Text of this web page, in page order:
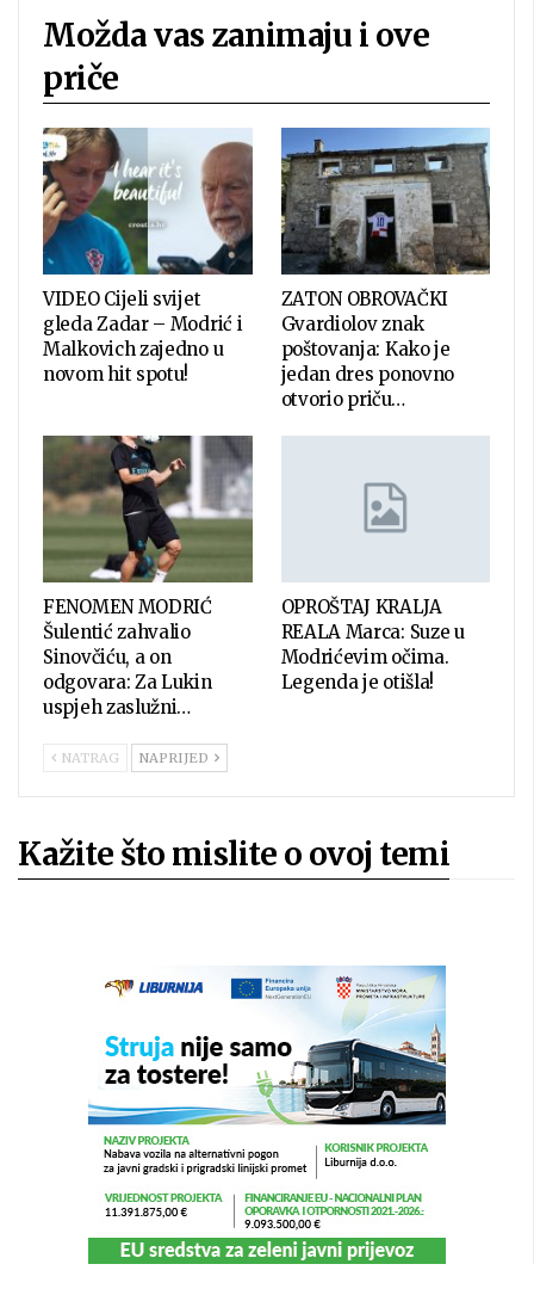
Možda vas zanimaju i ove
priče
VIDEO Cijeli svijet
gleda Zadar – Modrić i
Malkovich zajedno u
novom hit spotu!
ZATON OBROVAČKI
Gvardiolov znak
poštovanja: Kako je
jedan dres ponovno
otvorio priču…
FENOMEN MODRIĆ
Šulentić zahvalio
Sinovčiću, a on
odgovara: Za Lukin
uspjeh zaslužni…
OPROŠTAJ KRALJA
REALA Marca: Suze u
Modrićevim očima.
Legenda je otišla!
NATRAG NAPRIJED
Kažite što mislite o ovoj temi